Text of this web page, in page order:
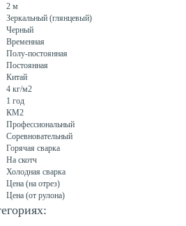
2 м
Зеркальный (глянцевый)
Черный
Временная
Полу-постоянная
Постоянная
Китай
4 кг/м2
1 год
КМ2
Профессиональный
Соревновательный
Горячая сварка
На скотч
Холодная сварка
Цена (на отрез)
Цена (от рулона)